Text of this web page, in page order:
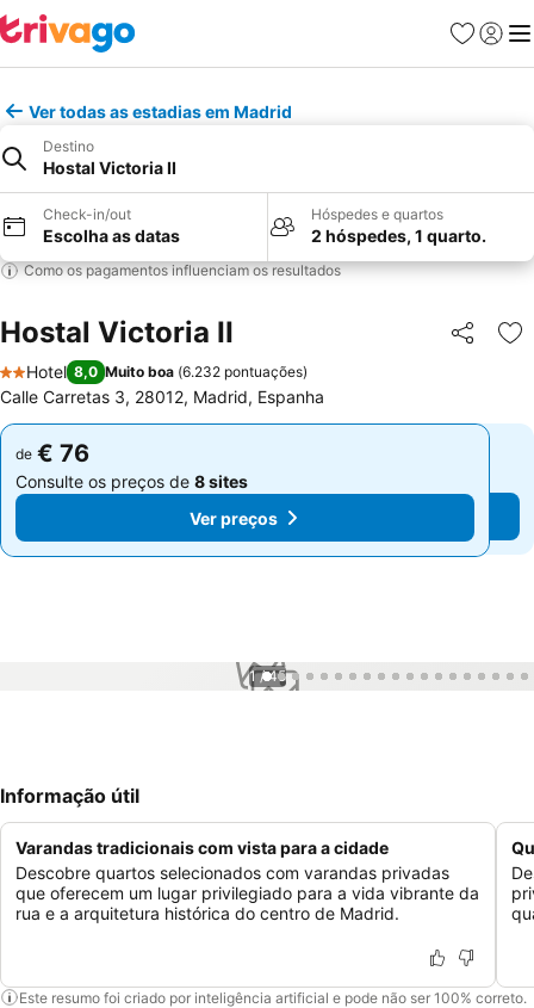
Favoritos
Iniciar
Ver todas as estadias em Madrid
Destino
Hostal Victoria II
Check-in/out
Escolha as datas
Hóspedes e quartos
2 hóspedes, 1 quarto.
Como os pagamentos influenciam os resultados
Hostal Victoria II Partilhar
2 Estrelas
Hotel 8,0 Muito boa (6.232 pontuações)
Calle Carretas 3, 28012, Madrid, Espanha
de € 76
Consulte os preços de 8 sites
Ver preços
de € 76
Consulte os preços de 8 sites
Ver preços
1 / 45
Informação útil
Varandas tradicionais com vista para a cidade
Descobre quartos selecionados com varandas privadas
que oferecem um lugar privilegiado para a vida vibrante da
rua e a arquitetura histórica do centro de Madrid.
Este resumo foi criado por inteligência artificial e pode não ser 100% correto.